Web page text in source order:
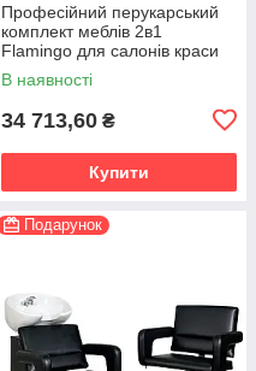
Професійний перукарський
комплект меблів 2в1
Flamingo для салонів краси
В наявності
34 713,60 ₴
Купити
Подарунок